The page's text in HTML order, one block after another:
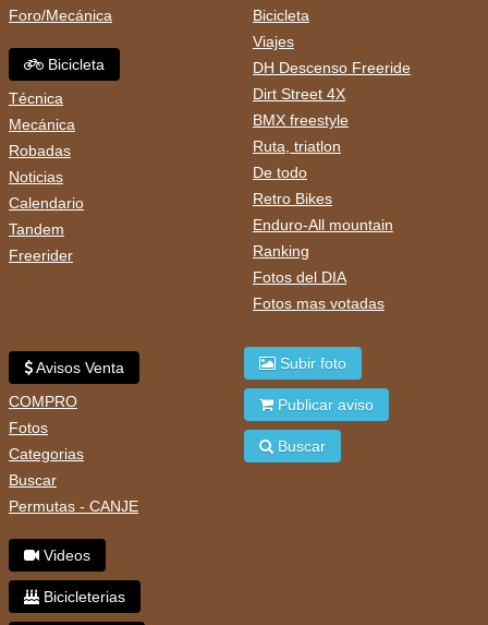
Foro/Mecánica
Bicicleta
Técnica
Mecánica
Robadas
Noticias
Calendario
Tandem
Freerider
Bicicleta
Viajes
DH Descenso Freeride
Dirt Street 4X
BMX freestyle
Ruta, triatlon
De todo
Retro Bikes
Enduro-All mountain
Ranking
Fotos del DIA
Fotos mas votadas
Avisos Venta
COMPRO
Fotos
Categorias
Buscar
Permutas - CANJE
Videos
Bicicleterias
Subir foto
Publicar aviso
Buscar